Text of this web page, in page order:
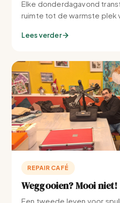
Elke donderdagavond
ruimte tot de warmste plek
Lees verder
REPAIR CAFÉ
Weggooien? Mooi niet!
Een tweede leven voor